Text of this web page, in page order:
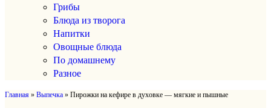
Грибы
Блюда из творога
Напитки
Овощные блюда
По домашнему
Разное
Главная » Выпечка » Пирожки на кефире в духовке — мягкие и пышные